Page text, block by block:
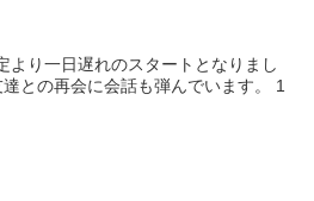
り一日遅れのスタートとなりまし
との再会に会話も弾んでいます。 1